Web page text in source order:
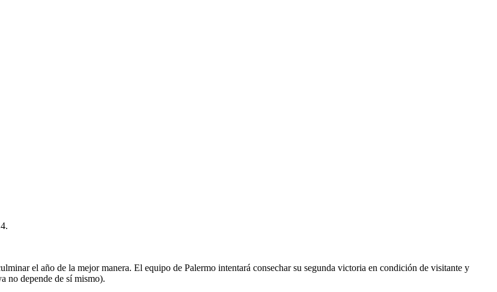
el año de la mejor manera. El equipo de Palermo intentará consechar su segunda victoria en condición de visitante y
no depende de sí mismo).